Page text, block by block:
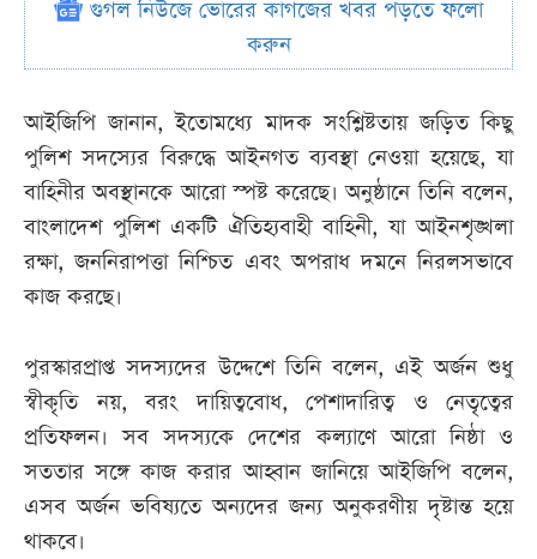
গুগল নিউজে ভোরের কাগজের খবর পড়তে ফলো
করুন
আইজিপি জানান, ইতোমধ্যে মাদক সংশ্লিষ্টতায় জড়িত কিছু
পুলিশ সদস্যের বিরুদ্ধে আইনগত ব্যবস্থা নেওয়া হয়েছে, যা
বাহিনীর অবস্থানকে আরো স্পষ্ট করেছে। অনুষ্ঠানে তিনি বলেন,
বাংলাদেশ পুলিশ একটি ঐতিহ্যবাহী বাহিনী, যা আইনশৃঙ্খলা
রক্ষা, জননিরাপত্তা নিশ্চিত এবং অপরাধ দমনে নিরলসভাবে
কাজ করছে।
পুরস্কারপ্রাপ্ত সদস্যদের উদ্দেশে তিনি বলেন, এই অর্জন শুধু
স্বীকৃতি নয়, বরং দায়িত্ববোধ, পেশাদারিত্ব ও নেতৃত্বের
প্রতিফলন। সব সদস্যকে দেশের কল্যাণে আরো নিষ্ঠা ও
সততার সঙ্গে কাজ করার আহ্বান জানিয়ে আইজিপি বলেন,
এসব অর্জন ভবিষ্যতে অন্যদের জন্য অনুকরণীয় দৃষ্টান্ত হয়ে
থাকবে।